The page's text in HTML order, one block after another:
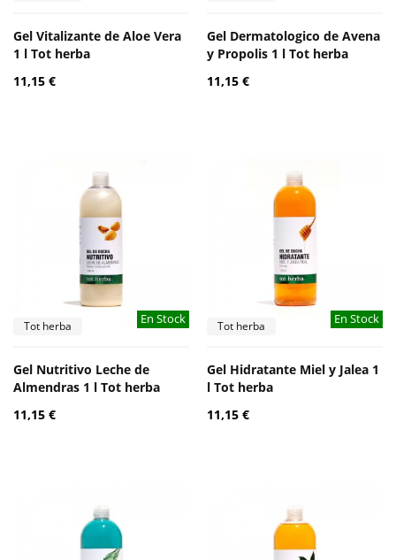
Gel Vitalizante de Aloe Vera
1 l Tot herba
11,15 €
Gel Dermatologico de Avena
y Propolis 1 l Tot herba
11,15 €
En Stock
Tot herba
Gel Nutritivo Leche de
Almendras 1 l Tot herba
11,15 €
En Stock
Tot herba
Gel Hidratante Miel y Jalea 1
l Tot herba
11,15 €